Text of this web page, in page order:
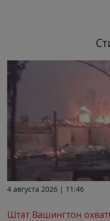
4 августа 2026 | 11:46
Штат Вашингтон